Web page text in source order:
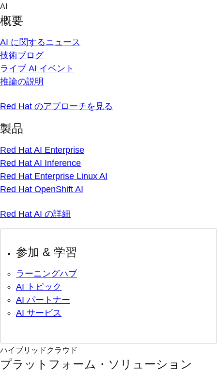
Skip
content
AI
概要
AI に関するニュース
技術ブログ
ライブ AI イベント
推論の説明
Red Hat のアプローチを見る
製品
Red Hat AI Enterprise
Red Hat AI Inference
Red Hat Enterprise Linux AI
Red Hat OpenShift AI
Red Hat AI の詳細
参加 & 学習
ラーニングハブ
AI トピック
AI パートナー
AI サービス
ハイブリッドクラウド
プラットフォーム・ソリューション